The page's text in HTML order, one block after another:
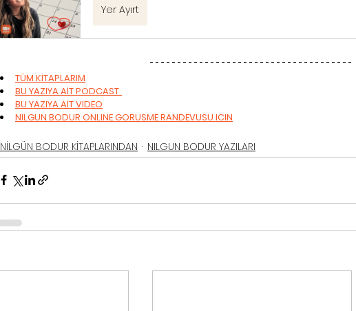
Yer Ayırt
TÜM KİTAPLARIM
BU YAZIYA AİT PODCAST
BU YAZIYA AİT VİDEO
NILGUN BODUR ONLINE GORUSME RANDEVUSU ICIN
NİLGÜN BODUR KİTAPLARINDAN NILGUN BODUR YAZILARI